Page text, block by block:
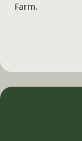
Farm.